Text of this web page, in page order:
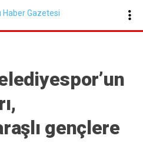
KAHRAMANMARAŞ
gençlere